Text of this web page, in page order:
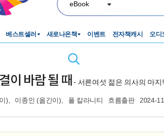
eBook
베스트셀러 새로나온책 이벤트 전자책캐시 오디
이 바람 될 때 - 서른여섯 젊은 의사의 마지
), 이종인 (옮긴이), 폴 칼라니티 흐름출판 2024-